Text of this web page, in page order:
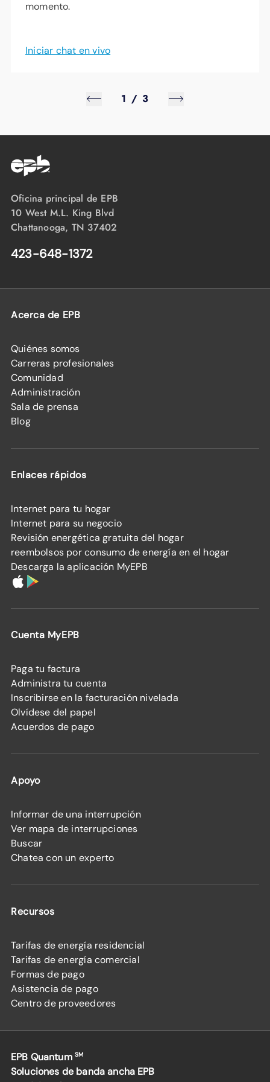
momento.
Iniciar chat en vivo
1 / 3
Oficina principal de EPB
10 West M.L. King Blvd
Chattanooga, TN 37402
423-648-1372
Acerca de EPB
Quiénes somos
Carreras profesionales
Comunidad
Administración
Sala de prensa
Blog
Enlaces rápidos
Internet para tu hogar
Internet para su negocio
Revisión energética gratuita del hogar
reembolsos por consumo de energía en el hogar
Descarga la aplicación MyEPB
Cuenta MyEPB
Paga tu factura
Administra tu cuenta
Inscribirse en la facturación nivelada
Olvídese del papel
Acuerdos de pago
Apoyo
Informar de una interrupción
Ver mapa de interrupciones
Buscar
Chatea con un experto
Recursos
Tarifas de energía residencial
Tarifas de energía comercial
Formas de pago
Asistencia de pago
Centro de proveedores
EPB Quantum SM
Soluciones de banda ancha EPB